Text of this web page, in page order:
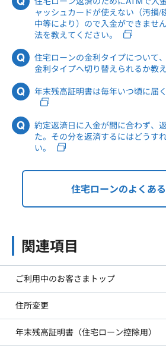
ャッシュカードが使えない（汚損/
中等により）ので入金ができませ
法を教えてください。
住宅ローンの金利タイプについて
金利タイプへ切り替えられるか教
年末残高証明書は毎年いつ頃に届
約定返済日に入金が間に合わず、
た。その分を返済するにはどうす
い。
住宅ローンのよくあ
関連項目
ご利用中のお客さまトップ
住所変更
年末残高証明書（住宅ローン控除用）